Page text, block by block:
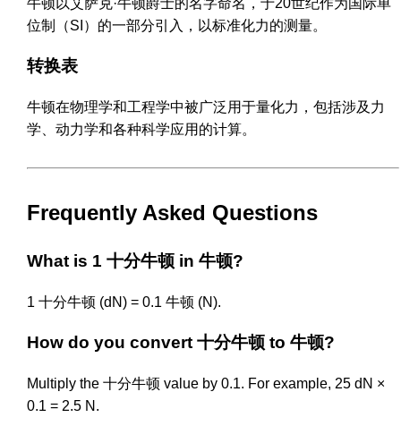
位制（SI）的一部分引入，以标准化力的测量。
转换表
牛顿在物理学和工程学中被广泛用于量化力，包括涉及力
学、动力学和各种科学应用的计算。
Frequently Asked Questions
What is 1 十分牛顿 in 牛顿?
1 十分牛顿 (dN) = 0.1 牛顿 (N).
How do you convert 十分牛顿 to 牛顿?
Multiply the 十分牛顿 value by 0.1. For example, 25 dN ×
0.1 = 2.5 N.